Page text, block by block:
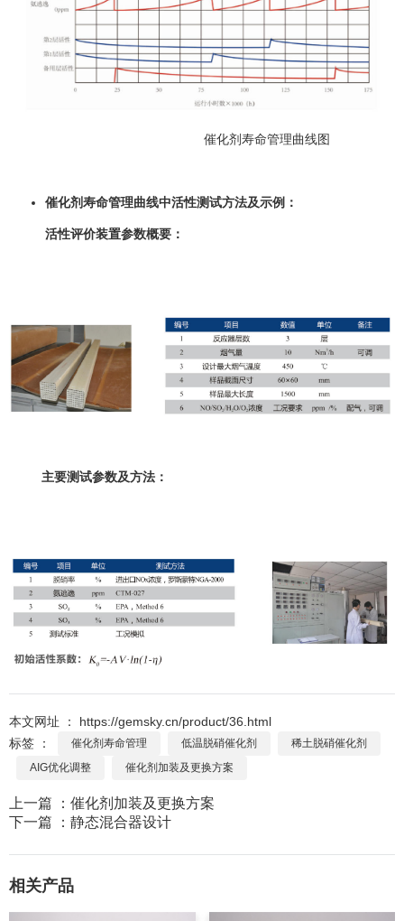
催化剂寿命管理曲线图
催化剂寿命管理曲线中活性测试方法及示例：
活性评价装置参数概要：
主要测试参数及方法：
本文网址 ： https://gemsky.cn/product/36.html
标签 ：
催化剂寿命管理 低温脱硝催化剂
稀土脱硝催化剂
AIG优化调整
催化剂加装及更换方案
上一篇 ： 催化剂加装及更换方案
下一篇 ： 静态混合器设计
相关产品